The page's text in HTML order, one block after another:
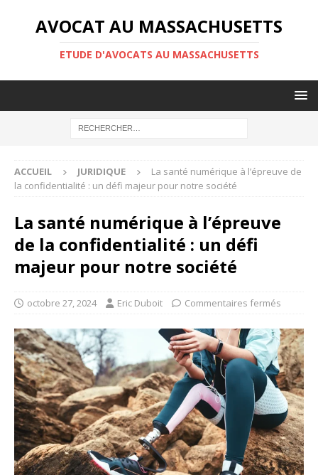
AVOCAT AU MASSACHUSETTS
ETUDE D'AVOCATS AU MASSACHUSETTS
ACCUEIL JURIDIQUE
La santé numérique à l’épreuve de
la confidentialité : un défi majeur pour notre société
La santé numérique à l’épreuve
de la confidentialité : un défi
majeur pour notre société
octobre 27, 2024 Eric Duboit Commentaires fermés